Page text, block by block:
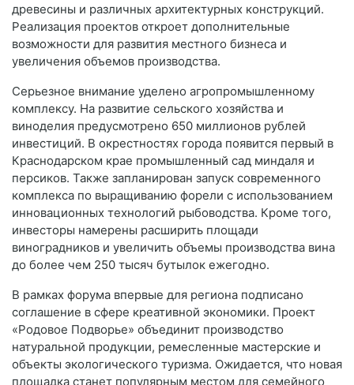
древесины и различных архитектурных конструкций.
Реализация проектов откроет дополнительные
возможности для развития местного бизнеса и
увеличения объемов производства.
Серьезное внимание уделено агропромышленному
комплексу. На развитие сельского хозяйства и
виноделия предусмотрено 650 миллионов рублей
инвестиций. В окрестностях города появится первый в
Краснодарском крае промышленный сад миндаля и
персиков. Также запланирован запуск современного
комплекса по выращиванию форели с использованием
инновационных технологий рыбоводства. Кроме того,
инвесторы намерены расширить площади
виноградников и увеличить объемы производства вина
до более чем 250 тысяч бутылок ежегодно.
В рамках форума впервые для региона подписано
соглашение в сфере креативной экономики. Проект
«Родовое Подворье» объединит производство
натуральной продукции, ремесленные мастерские и
объекты экологического туризма. Ожидается, что новая
площадка станет популярным местом для семейного